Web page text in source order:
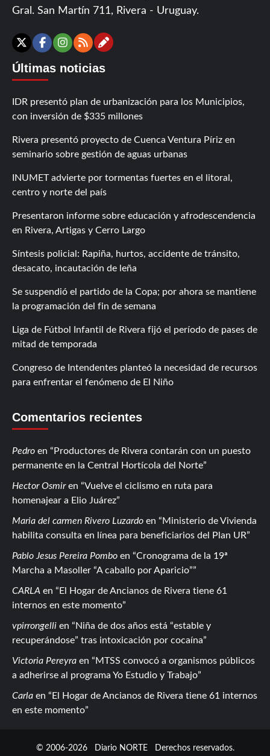
Gral. San Martín 711, Rivera - Uruguay.
X Facebook
Instagram
RSSContáctanos
Últimas noticias
IDR presentó plan de urbanización para los Municipios,
con inversión de $335 millones
Rivera presentó proyecto de Cuenca Ventura Píriz en
seminario sobre gestión de aguas urbanas
INUMET advierte por tormentas fuertes en el litoral,
centro y norte del país
Presentaron informe sobre educación y afrodescendencia
en Rivera, Artigas y Cerro Largo
Síntesis policial: Rapiña, hurtos, accidente de tránsito,
desacato, incautación de leña
Se suspendió el partido de la Copa; por ahora se mantiene
la programación del fin de semana
Liga de Fútbol Infantil de Rivera fijó el período de pases de
mitad de temporada
Congreso de Intendentes planteó la necesidad de recursos
para enfrentar el fenómeno de El Niño
Comentarios recientes
Pedro en
Productores de Rivera contarán con un puesto
permanente en la Central Hortícola del Norte
Hector Osmiren
Vuelve el ciclismo en ruta para
homenajear a Elio Juárez
Maria del carmen Rivero Luzardo en
Ministerio de Vivienda
habilita consulta en línea para beneficiarios del Plan UR
Pablo Jesus Pereira Pombo en
Cronograma de la 19ª
Marcha a Masoller “A caballo por Aparicio”
CARLA en
El Hogar de Ancianos de Rivera tiene 61
internos en este momento
vpirrongelli en
Niña de dos años está “estable y
recuperándose” tras intoxicación por cocaína
Victoria Pereyra en
MTSS convocó a organismos públicos
a adherirse al programa Yo Estudio y Trabajo
Carla en
El Hogar de Ancianos de Rivera tiene 61 internos
en este momento
© 2006-2026 Diario NORTE Derechos reservados.